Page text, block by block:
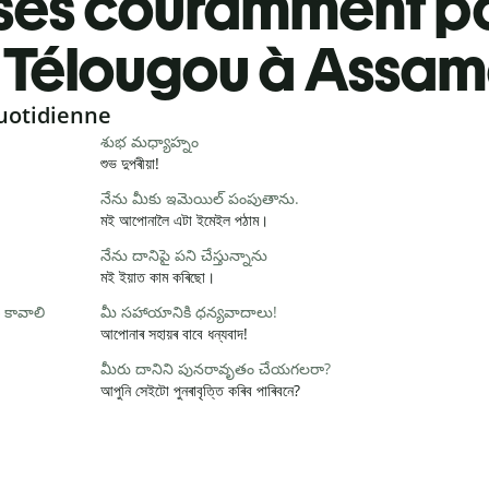
Télougou à
శుభ మధ్యాహ్నం
শুভ দুপৰীয়া!
నేను మీకు ఇమెయిల్ పంపుతాను.
মই আপোনালৈ এটা ইমেইল পঠাম।
నేను దానిపై పని చేస్తున్నాను
মই ইয়াত কাম কৰিছো।
కావాలి
మీ సహాయానికి ధన్యవాదాలు!
আপোনাৰ সহায়ৰ বাবে ধন্যবাদ!
మీరు దానిని పునరావృతం చేయగలరా?
আপুনি সেইটো পুনৰাবৃত্তি কৰিব পাৰিবনে?